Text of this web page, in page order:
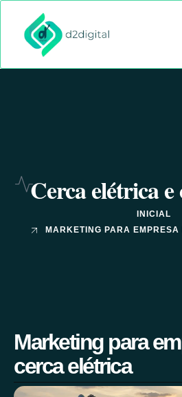
Cerca elétrica
INICIAL
MARKETING PARA
Marketing para
cerca elétrica